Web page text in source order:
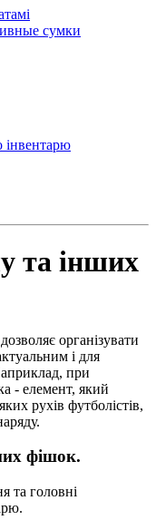
сумки
інвентарю
та інших
організувати
і для
при
- елемент, який
рухів футболістів,
фішок.
та головні